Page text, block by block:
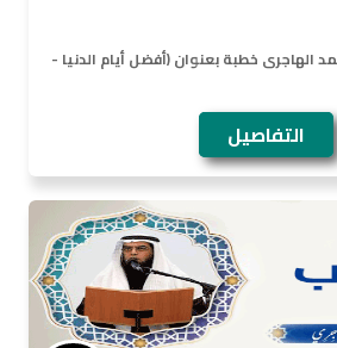
الهاجرى خطبة بعنوان (أفضل أيام الدنيا -
التفاصيل